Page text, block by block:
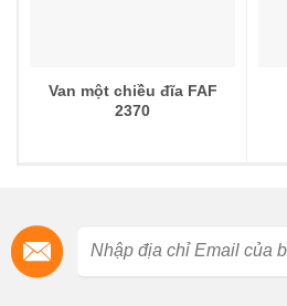
Van một chiều đĩa FAF
2370